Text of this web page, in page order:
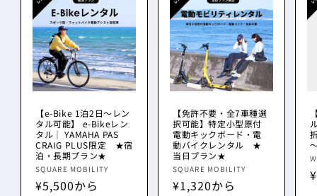
【e-Bike 1泊2日～レン
タル可能】 e-Bikeレン
タル｜ YAMAHA PAS
CRAIG PLUS限定 ★宿
泊・長期プラン★
販
売
SQUARE MOBILITY
通
¥5,500から
【免許不要・全7車種選
択可能】特定小型原付
電動キックボード・電
動バイクレンタル ★
当日プラン★
販
売
SQUARE MOBILITY
通
¥1,320から